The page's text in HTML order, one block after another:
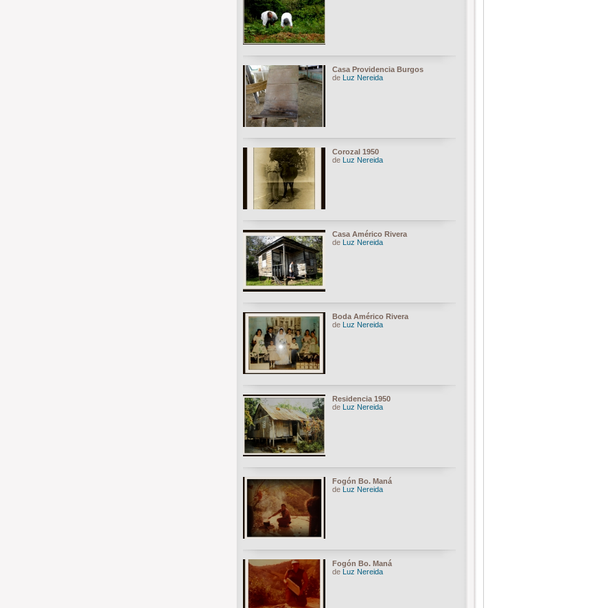
Casa Providencia Burgos
de Luz Nereida
Corozal 1950
de Luz Nereida
Casa Américo Rivera
de Luz Nereida
Boda Américo Rivera
de Luz Nereida
Residencia 1950
de Luz Nereida
Fogón Bo. Maná
de Luz Nereida
Fogón Bo. Maná
de Luz Nereida